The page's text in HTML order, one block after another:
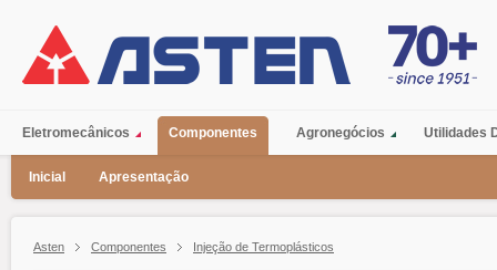
Eletromecânicos Componentes Agronegócios Utilidades
Inicial Apresentação
Asten Componentes Injeção de Termoplásticos